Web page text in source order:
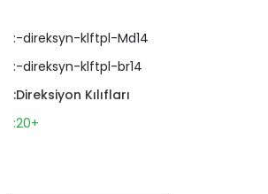
:-direksyn-klftpl-Md14
:-direksyn-klftpl-br14
:Direksiyon Kılıfları
:20+